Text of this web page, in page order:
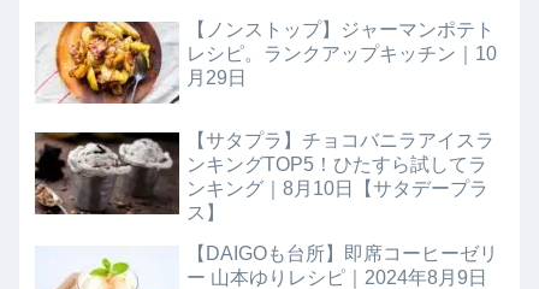
【ノンストップ】ジャーマンポテト
レシピ。ランクアップキッチン｜10
月29日
【サタプラ】チョコバニラアイスラ
ンキングTOP5！ひたすら試してラ
ンキング｜8月10日【サタデープラ
ス】
【DAIGOも台所】即席コーヒーゼリ
ー 山本ゆりレシピ｜2024年8月9日